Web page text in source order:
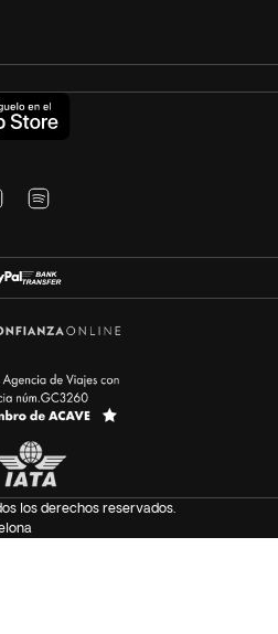
los derechos reservados.